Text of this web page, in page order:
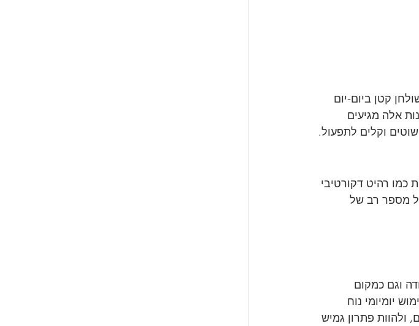
קטן ביום-יום
אלה מגיעים
וקלים לתפעול.
כמו רהיט דקורטיבי
מספר רב של
וגם כמקום
יומיומי נוח
ולהוות פתרון גמיש